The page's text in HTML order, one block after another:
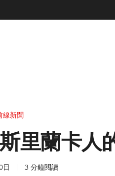
線新聞
里蘭卡人
日 3 分鐘閱讀